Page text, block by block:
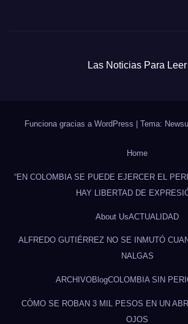
Las Noticias Para Leer
Funciona gracias a WordPress | Tema:
Home
“EN COLOMBIA SE PUEDE EJERCER EL
HAY LIBERTAD DE
About UsACTUALIDAD
ALFREDO GUTIÉRREZ NO SE INMUTÓ
NALGAS
ARCHIVOBlogCOLOMBIA SIN
CÓMO SE ROBAN 3 MIL PESOS EN UN
OJOS